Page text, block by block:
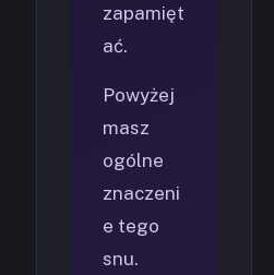
zapamięt
ać.
Powyżej
masz
ogólne
znaczeni
e tego
snu.